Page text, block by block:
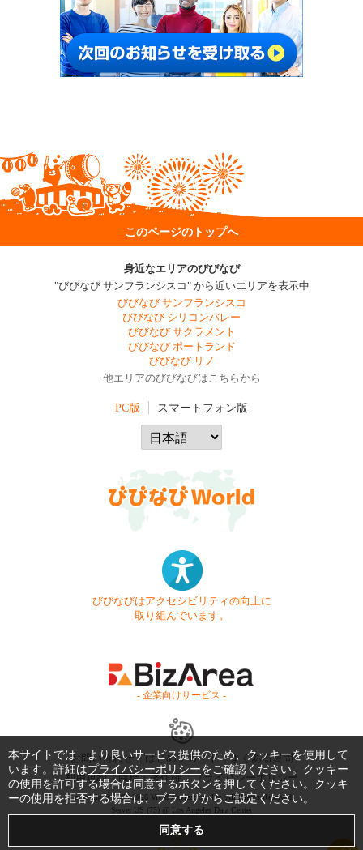
このページのトップへ
身近なエリアのびびなび
"びびなび サンフランシスコ" から近いエリアを表示中
びびなび サンフランシスコ
びびなび シリコンバレー
びびなび サクラメント
びびなび ポートランド
びびなび リノ
他エリアのびびなびはこちらから
PC版 スマートフォン版
びびなびはアクセシビリティの向上に
取り組んでいます。
- 企業向けサービス -
お問い合わせ はじめてガイド
よくある質問
利用規約
商標・著作権 プライバシーポリシー
Copyright © 1999-2026 Vivid Navigation, Inc. All Rights Reserved.
Server US (75) @ Los Angeles Data Center
本サイトでは、より良いサービス提供のため、クッキーを使用して
います。詳細はプライバシーポリシーをご確認ください。クッキー
の使用を許可する場合は同意するボタンを押してください。クッキ
ーの使用を拒否する場合は、ブラウザからご設定ください。